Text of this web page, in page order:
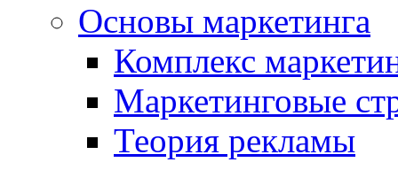
Основы маркетинга
Комплекс
Маркетинговые
Теория рекламы